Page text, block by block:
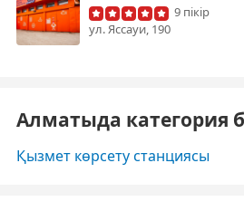
9 пікір
​ул. Яссауи, 190
Алматыда категория
Қызмет көрсету станциясы